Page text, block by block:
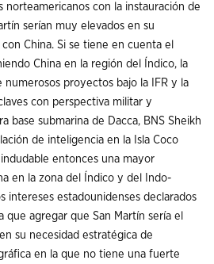
con la instauración de
serían muy elevados en su
China. Si se tiene en cuenta el
China en la región del Índico, la
proyectos bajo la IFR y la
con perspectiva militar y
base submarina de Dacca, BNS Sheikh
de inteligencia en la Isla Coco
entonces una mayor
en la zona del Índico y del Indo-
intereses estadounidenses declarados
que agregar que San Martín sería el
su necesidad estratégica de
en la que no tiene una fuerte